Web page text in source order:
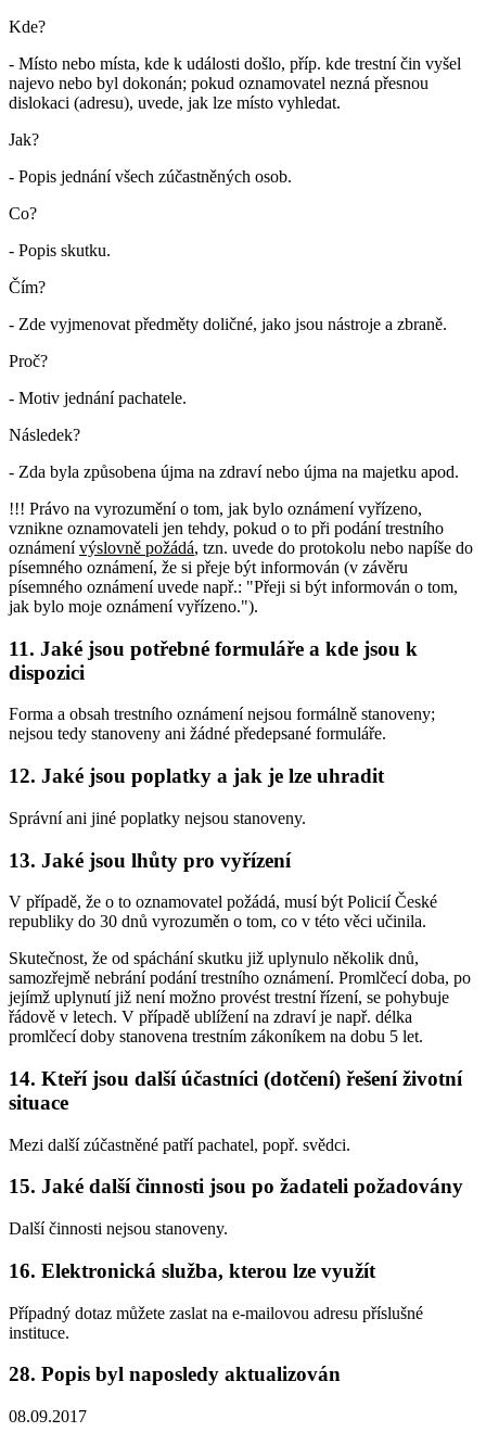
Kde?
- Místo nebo místa, kde k události došlo, příp. kde trestní čin vyšel
najevo nebo byl dokonán; pokud oznamovatel nezná přesnou
dislokaci (adresu), uvede, jak lze místo vyhledat.
Jak?
- Popis jednání všech zúčastněných osob.
Co?
- Popis skutku.
Čím?
- Zde vyjmenovat předměty doličné, jako jsou nástroje a zbraně.
Proč?
- Motiv jednání pachatele.
Následek?
- Zda byla způsobena újma na zdraví nebo újma na majetku apod.
!!! Právo na vyrozumění o tom, jak bylo oznámení vyřízeno,
vznikne oznamovateli jen tehdy, pokud o to při podání trestního
oznámenívýslovně požádá, tzn. uvede do protokolu nebo napíše do
písemného oznámení, že si přeje být informován (v závěru
písemného oznámení uvede např.: "Přeji si být informován o tom,
jak bylo moje oznámení vyřízeno.").
11. Jaké jsou potřebné formuláře a kde jsou k
dispozici
Forma a obsah trestního oznámení nejsou formálně stanoveny;
nejsou tedy stanoveny ani žádné předepsané formuláře.
12. Jaké jsou poplatky a jak je lze uhradit
Správní ani jiné poplatky nejsou stanoveny.
13. Jaké jsou lhůty pro vyřízení
V případě, že o to oznamovatel požádá, musí být Policií České
republiky do 30 dnů vyrozuměn o tom, co v této věci učinila.
Skutečnost, že od spáchání skutku již uplynulo několik dnů,
samozřejmě nebrání podání trestního oznámení. Promlčecí doba, po
jejímž uplynutí již není možno provést trestní řízení, se pohybuje
řádově v letech. V případě ublížení na zdraví je např. délka
promlčecí doby stanovena trestním zákoníkem na dobu 5 let.
14. Kteří jsou další účastníci (dotčení) řešení životní
situace
Mezi další zúčastněné patří pachatel, popř. svědci.
15. Jaké další činnosti jsou po žadateli požadovány
Další činnosti nejsou stanoveny.
16. Elektronická služba, kterou lze využít
Případný dotaz můžete zaslat na e-mailovou adresu příslušné
instituce.
28. Popis byl naposledy aktualizován
08.09.2017